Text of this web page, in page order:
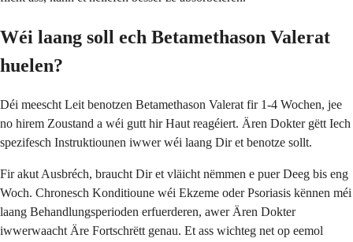
Wéi laang soll ech Betamethason Valerat
huelen?
Déi meescht Leit benotzen Betamethason Valerat fir 1-4 Wochen, jee
no hirem Zoustand a wéi gutt hir Haut reagéiert. Ären Dokter gëtt Iech
spezifesch Instruktiounen iwwer wéi laang Dir et benotze sollt.
Fir akut Ausbréch, braucht Dir et vläicht nëmmen e puer Deeg bis eng
Woch. Chronesch Konditioune wéi Ekzeme oder Psoriasis kënnen méi
laang Behandlungsperioden erfuerderen, awer Ären Dokter
iwwerwaacht Äre Fortschrëtt genau. Et ass wichteg net op eemol